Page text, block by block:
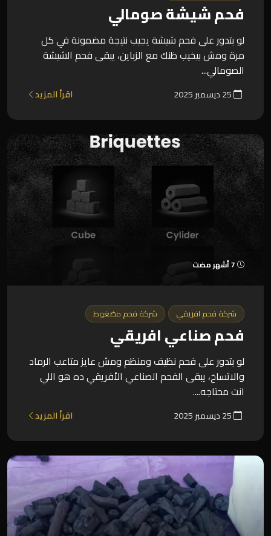
فحم شيشة صومالي
لو بتدور على فحم شيشة يجيب نتيجة مضمونة في كل
مرة ومش بيخيب ظنك مع الزباين، يبقى فحم الشيشة
الصومالي...
اقرأ المزيد
7 أشهر مضت
شركة فحم افريقي شركة فحم مضغوط
فحم صناعي افريقي
لو بتدور على فحم نظيف ومنظم ومش عايز متاعب الرماد
والاتساخ، يبقى الفحم الصناعي الأفريقي ده هو اللي
انت محتاجه....
اقرأ المزيد